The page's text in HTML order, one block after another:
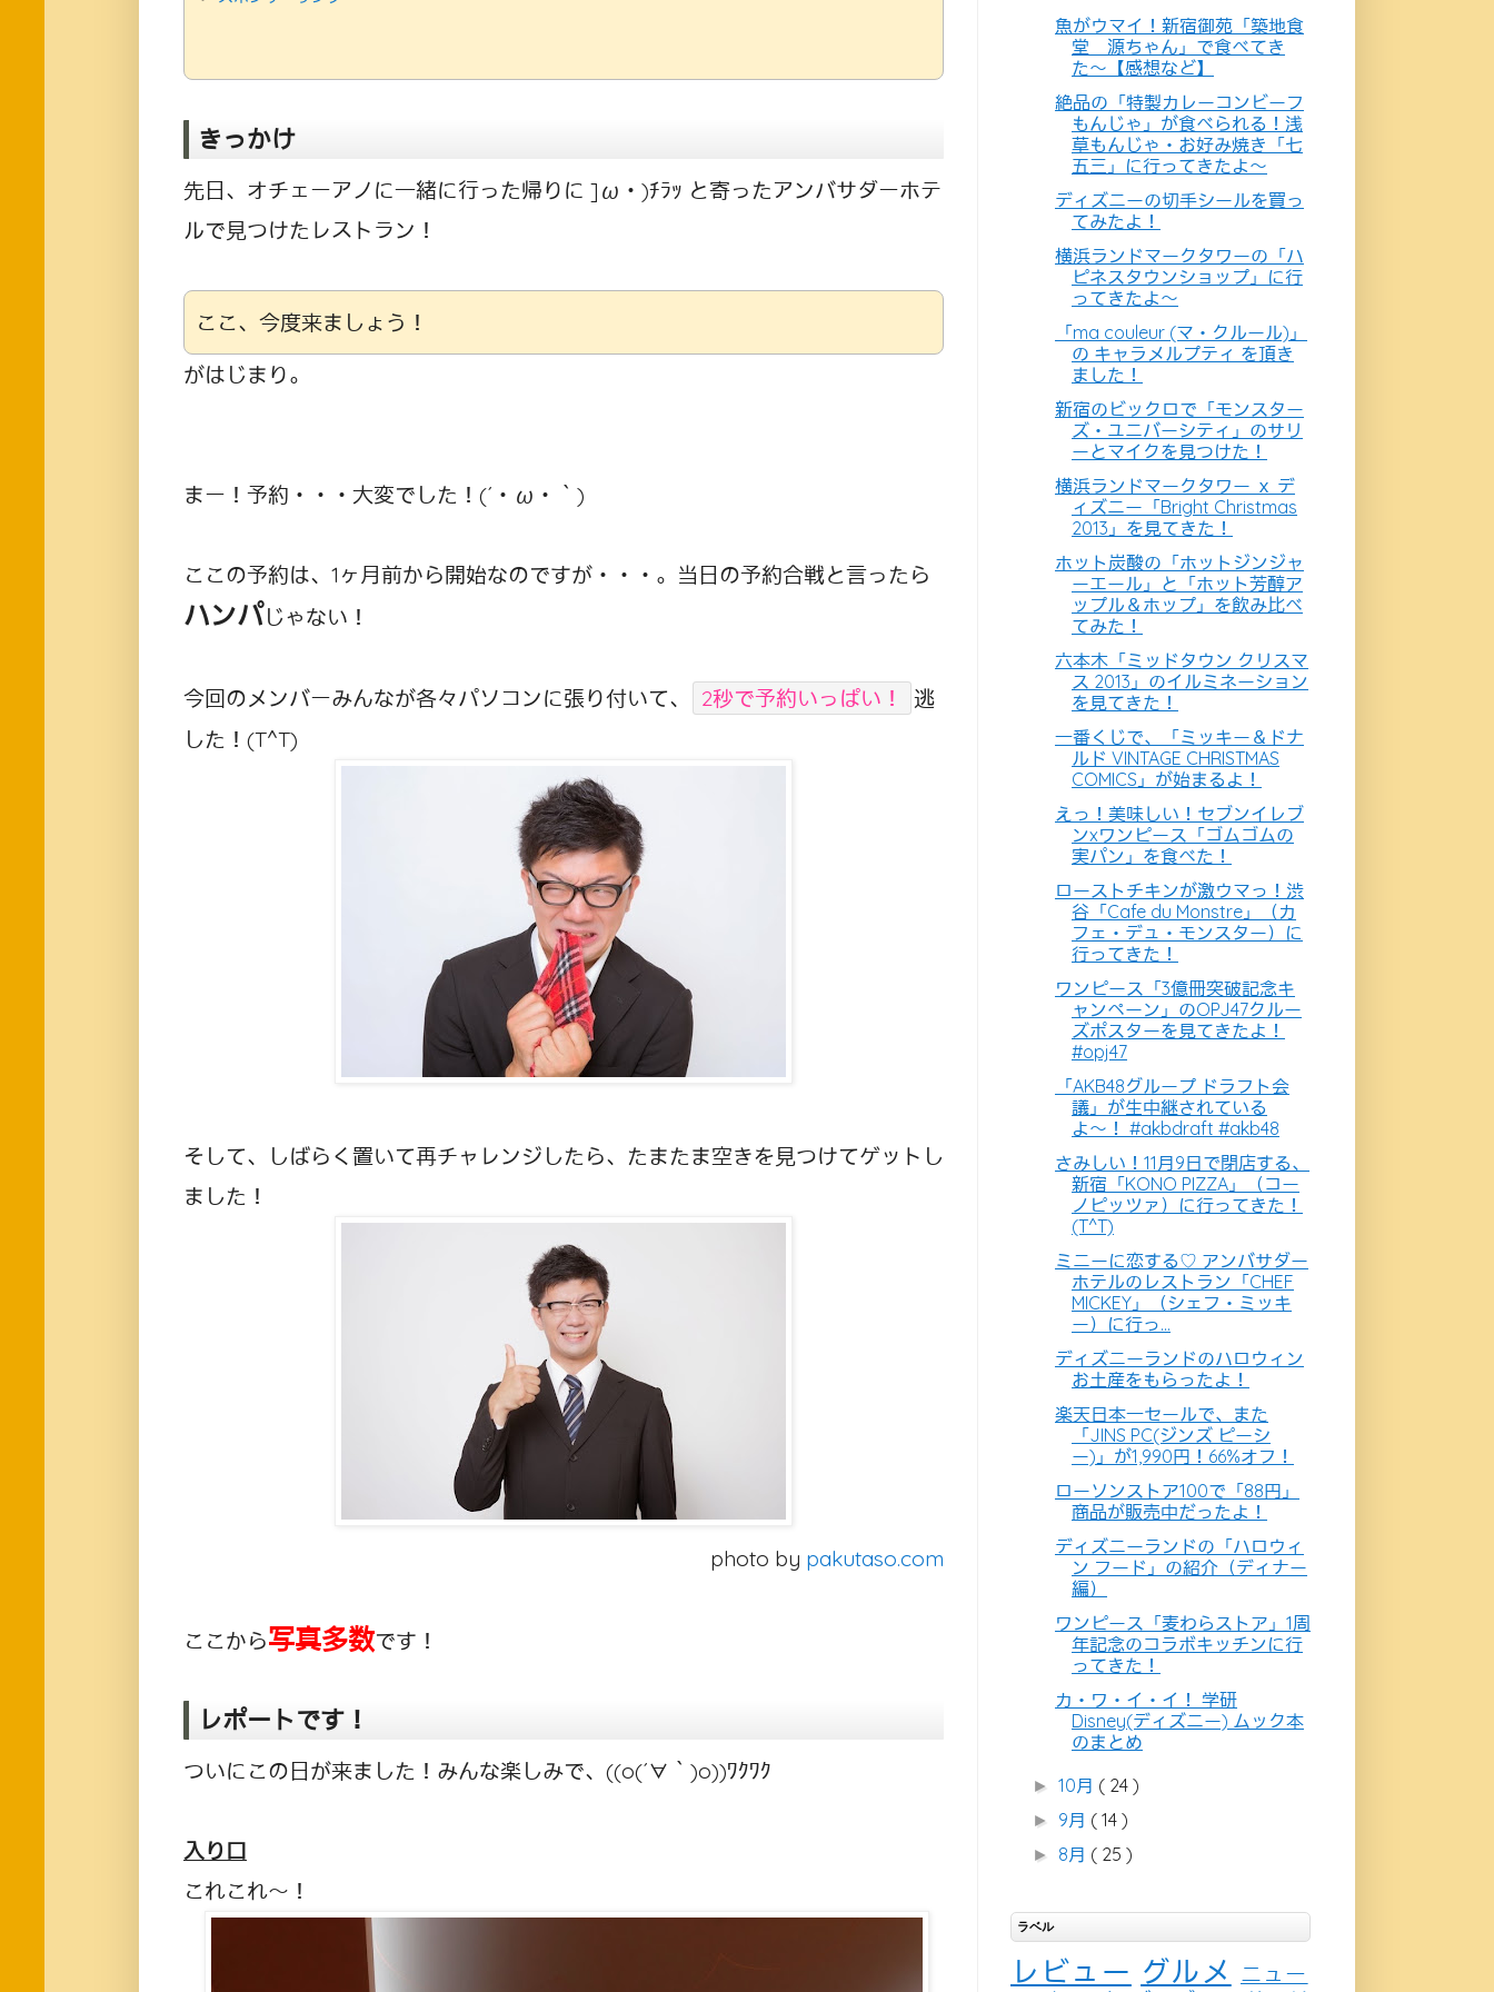
きっかけ
先日、オチェーアノに一緒に行った帰りに ]ω・)ﾁﾗｯ と寄ったアンバサダーホテ
ルで見つけたレストラン！
ここ、今度来ましょう！
がはじまり。
まー！予約・・・大変でした！(´・ω・｀)
ここの予約は、1ヶ月前から開始なのですが・・・。当日の予約合戦と言ったら
ハンパじゃない！
今回のメンバーみんなが各々パソコンに張り付いて、 2秒で予約いっぱい！
逃
した！(T^T)
そして、しばらく置いて再チャレンジしたら、たまたま空きを見つけてゲットし
ました！
photo by pakutaso.com
ここから写真多数です！
レポートです！
ついにこの日が来ました！みんな楽しみで、((o(´∀｀)o))ﾜｸﾜｸ
入り口
これこれ〜！
魚がウマイ！新宿御苑「築地食
堂 源ちゃん」で食べてき
た〜【感想など】
絶品の「特製カレーコンビーフ
もんじゃ」が食べられる！浅
草もんじゃ・お好み焼き「七
五三」に行ってきたよ〜
ディズニーの切手シールを買っ
てみたよ！
横浜ランドマークタワーの「ハ
ピネスタウンショップ」に行
ってきたよ〜
「ma couleur (マ・クルール)」
の キャラメルプティ を頂き
ました！
新宿のビックロで「モンスター
ズ・ユニバーシティ」のサリ
ーとマイクを見つけた！
横浜ランドマークタワー ｘ デ
ィズニー「Bright Christmas
2013」を見てきた！
ホット炭酸の「ホットジンジャ
ーエール」と「ホット芳醇ア
ップル＆ホップ」を飲み比べ
てみた！
六本木「ミッドタウン クリスマ
ス 2013」のイルミネーション
を見てきた！
一番くじで、「ミッキー＆ドナ
ルド VINTAGE CHRISTMAS
COMICS」が始まるよ！
えっ！美味しい！セブンイレブ
ンxワンピース「ゴムゴムの
実パン」を食べた！
ローストチキンが激ウマっ！渋
谷「Cafe du Monstre」（カ
フェ・デュ・モンスター）に
行ってきた！
ワンピース「3億冊突破記念キ
ャンペーン」のOPJ47クルー
ズポスターを見てきたよ！
#opj47
「AKB48グループ ドラフト会
議」が生中継されている
よ〜！ #akbdraft #akb48
さみしい！11月9日で閉店する、
新宿「KONO PIZZA」（コー
ノピッツァ）に行ってきた！
(T^T)
ミニーに恋する♡ アンバサダー
ホテルのレストラン「CHEF
MICKEY」（シェフ・ミッキ
ー）に行っ...
ディズニーランドのハロウィン
お土産をもらったよ！
楽天日本一セールで、また
「JINS PC(ジンズ ピーシ
ー)」が1,990円！66%オフ！
ローソンストア100で「88円」
商品が販売中だったよ！
ディズニーランドの「ハロウィ
ン フード」の紹介（ディナー
編）
ワンピース「麦わらストア」1周
年記念のコラボキッチンに行
ってきた！
カ・ワ・イ・イ！ 学研
Disney(ディズニー) ムック本
のまとめ
►10月 ( 24 )
► 9月 ( 14 )
► 8月 ( 25 )
ラベル
レビュー グルメ ニュー